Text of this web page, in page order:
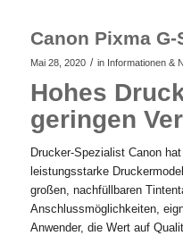
Canon Pixma
Mai 28, 2020 / in Informationen &
Hohes
geringen
Drucker-Spezialist Canon
leistungsstarke
großen, nachfüllbaren
Anschlussmöglichkeiten,
Anwender, die Wert auf